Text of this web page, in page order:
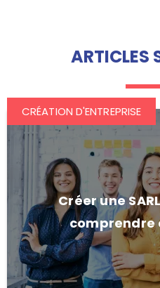
ARTICLES
Créer une
comprendre
CRÉATION D'ENTREPRISE